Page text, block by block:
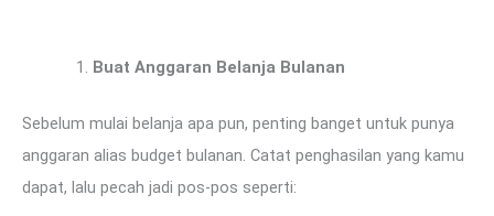
Buat Anggaran Belanja Bulanan
Sebelum mulai belanja apa pun, penting banget untuk punya
anggaran alias budget bulanan. Catat penghasilan yang kamu
dapat, lalu pecah jadi pos-pos seperti: